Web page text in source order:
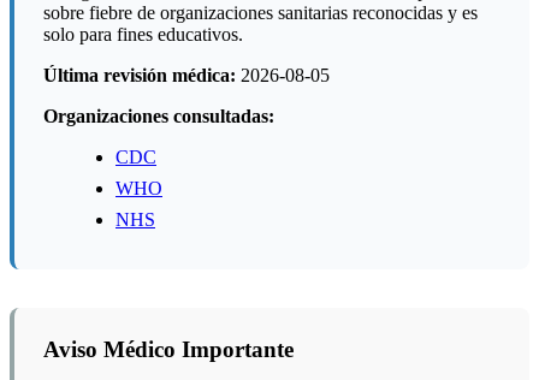
sobre fiebre de organizaciones sanitarias reconocidas y es
solo para fines educativos.
Última revisión médica: 2026-08-05
Organizaciones consultadas:
CDC
WHO
NHS
Aviso Médico Importante